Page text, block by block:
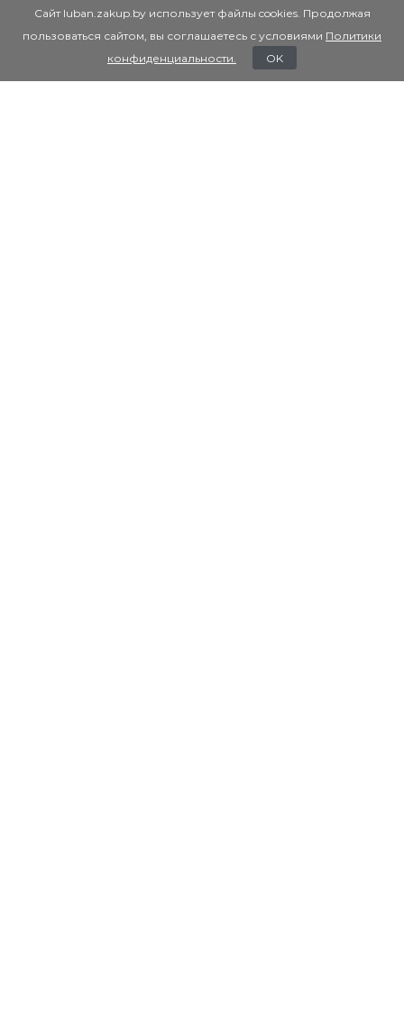
Сайт luban.zakup.by использует файлы cookies. Продолжая
пользоваться сайтом, вы соглашаетесь с условиями Политики
конфиденциальности.
OK